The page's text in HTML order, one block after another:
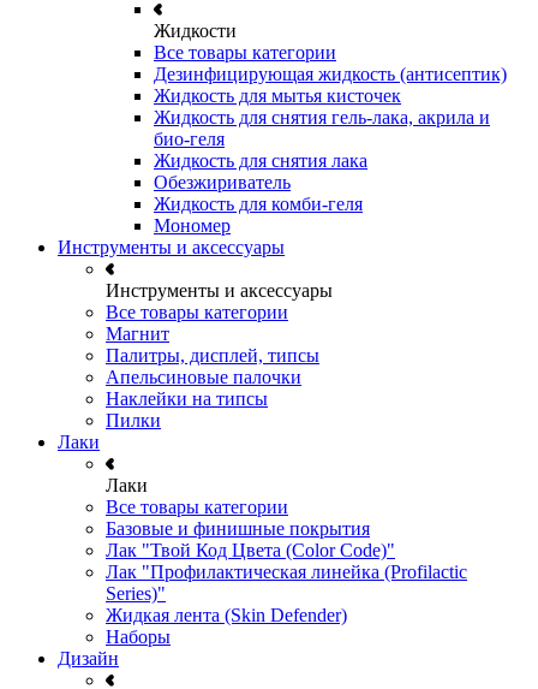
Жидкости
Все товары категории
Дезинфицирующая жидкость (антисептик)
Жидкость для мытья кисточек
Жидкость для снятия гель-лака, акрила и
био-геля
Жидкость для снятия лака
Обезжириватель
Жидкость для комби-геля
Мономер
Инструменты и аксессуары
Инструменты и аксессуары
Все товары категории
Магнит
Палитры, дисплей, типсы
Апельсиновые палочки
Наклейки на типсы
Пилки
Лаки
Лаки
Все товары категории
Базовые и финишные покрытия
Лак "Твой Код Цвета (Color Code)"
Лак "Профилактическая линейка (Profilactic
Series)"
Жидкая лента (Skin Defender)
Наборы
Дизайн